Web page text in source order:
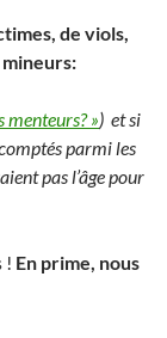
de viols,
menteurs? ») et si
parmi les
pas l’âge pour
! En prime, nous